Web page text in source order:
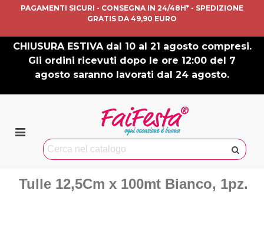
PAGAMENTI SICURI - CONSEGNA IN 24/48H* - SPEDIZIONE
GRATIS DA 49,90 EURO
CHIUSURA ESTIVA dal 10 al 21 agosto compresi.
Gli ordini ricevuti dopo le ore 12:00 del 7
agosto saranno lavorati dal 24 agosto.
Tulle 12,5Cm x 100mt Bianco, 1pz.